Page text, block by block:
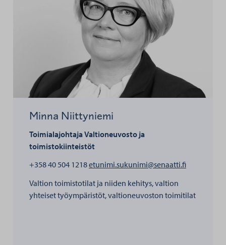
Minna Niittyniemi
Toimialajohtaja Valtioneuvosto ja
toimistokiinteistöt
+358 40 504 1218etunimi.sukunimi@senaatti.fihenkilölle
Valtion toimistotilat ja niiden kehitys, valtion
yhteiset työympäristöt, valtioneuvoston toimitilat